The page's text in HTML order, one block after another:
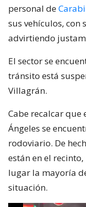
personal de
sus vehículos, con
advirtiendo
El sector se
tránsito está
Villagrán.
Cabe recalcar que
Ángeles se
rodoviario. De
están en el
lugar la mayoría
situación.